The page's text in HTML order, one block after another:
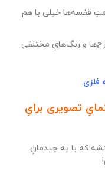
قفسه‌ها خیلی با هم
و رنگ‌هایِ مختلفی
فلزی
تصویری برایِ
که با یه چیدمانِ